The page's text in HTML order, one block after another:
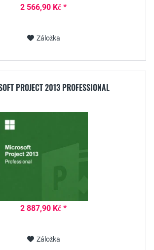
2 566,90 Kč *
Záložka
PROJECT 2013 PROFESSIONAL
2 887,90 Kč *
Záložka